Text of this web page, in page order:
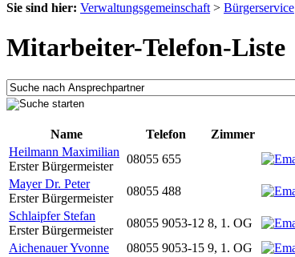
Sie sind hier: Verwaltungsgemeinschaft > Bürgerservice
Mitarbeiter-Telefon-Liste
Name
Telefon Zimmer
Heilmann Maximilian
Erster Bürgermeister
08055 655
Mayer Dr. Peter
Erster Bürgermeister
08055 488
Schlaipfer Stefan
Erster Bürgermeister
08055 9053-12 8, 1. OG
Aichenauer Yvonne
08055 9053-15 9, 1. OG